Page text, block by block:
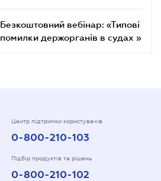
Безкоштовний вебінар: «Типові
помилки держорганів в судах »
Центр підтримки користувачів
0-800-210-103
Підбір продуктів та рішень
0-800-210-102